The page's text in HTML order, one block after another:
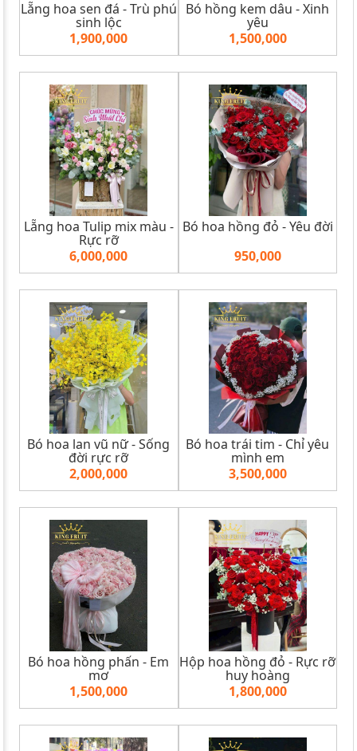
Lẵng hoa sen đá - Trù phú
sinh lộc
1,900,000
Bó hồng kem dâu - Xinh
yêu
1,500,000
Lẵng hoa Tulip mix màu -
Rực rỡ
6,000,000
Bó hoa hồng đỏ - Yêu đời
950,000
Bó hoa lan vũ nữ - Sống
đời rực rỡ
2,000,000
Bó hoa trái tim - Chỉ yêu
mình em
3,500,000
Bó hoa hồng phấn - Em
mơ
1,500,000
Hộp hoa hồng đỏ - Rực rỡ
huy hoàng
1,800,000